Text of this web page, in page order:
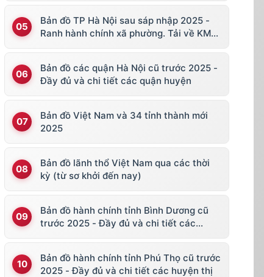
Bản đồ TP Hà Nội sau sáp nhập 2025 -
Ranh hành chính xã phường. Tải về KML,
Bản đồ các quận Hà Nội cũ trước 2025 -
Đầy đủ và chi tiết các quận huyện
Bản đồ Việt Nam và 34 tỉnh thành mới
2025
Bản đồ lãnh thổ Việt Nam qua các thời
kỳ (từ sơ khởi đến nay)
Bản đồ hành chính tỉnh Bình Dương cũ
trước 2025 - Đầy đủ và chi tiết các
Bản đồ hành chính tỉnh Phú Thọ cũ trước
2025 - Đầy đủ và chi tiết các huyện thị